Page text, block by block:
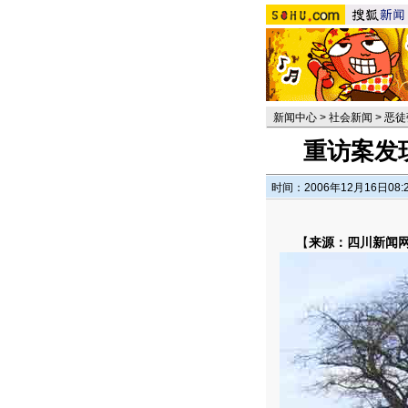
新闻中心 > 社会新闻 > 恶
重访案发
时间：2006年12月16日
【来源：四川新闻